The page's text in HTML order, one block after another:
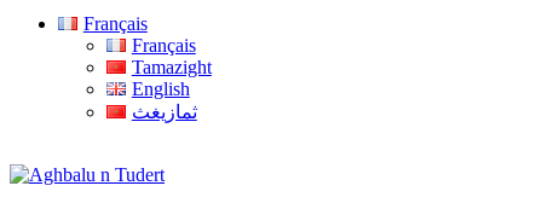
Français
Français
Tamazight
English
ثمازيغث